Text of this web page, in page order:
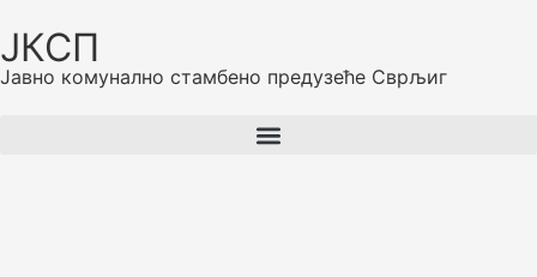
ЈКСП
Јавно комунално стамбено предузеће Сврљиг